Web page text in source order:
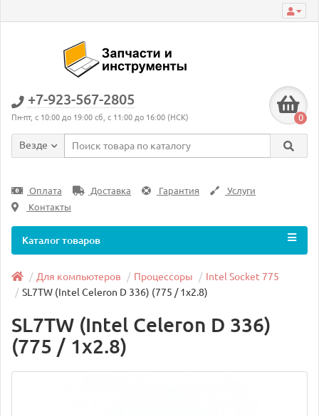
+7-923-567-2805
Пн-пт, с 10:00 до 19:00 сб, с 11:00 до 16:00 (НСК) 0
Везде
Оплата Доставка Гарантия
Услуги
Контакты
Каталог товаров
Для компьютеров Процессоры
Intel Socket 775
SL7TW (Intel Celeron D 336) (775 / 1x2.8)
SL7TW (Intel Celeron D 336)
(775 / 1x2.8)